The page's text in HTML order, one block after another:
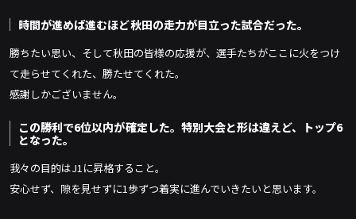
時間が進めば進むほど秋田の走力が目立った試合だった。
勝ちたい思い、そして秋田の皆様の応援が、選手たちがここに火をつけ
て走らせてくれた、勝たせてくれた。
感謝しかございません。
この勝利で6位以内が確定した。特別大会と形は違えど、トップ6
となった。
我々の目的はJ1に昇格すること。
安心せず、隙を見せずに1歩ずつ着実に進んでいきたいと思います。